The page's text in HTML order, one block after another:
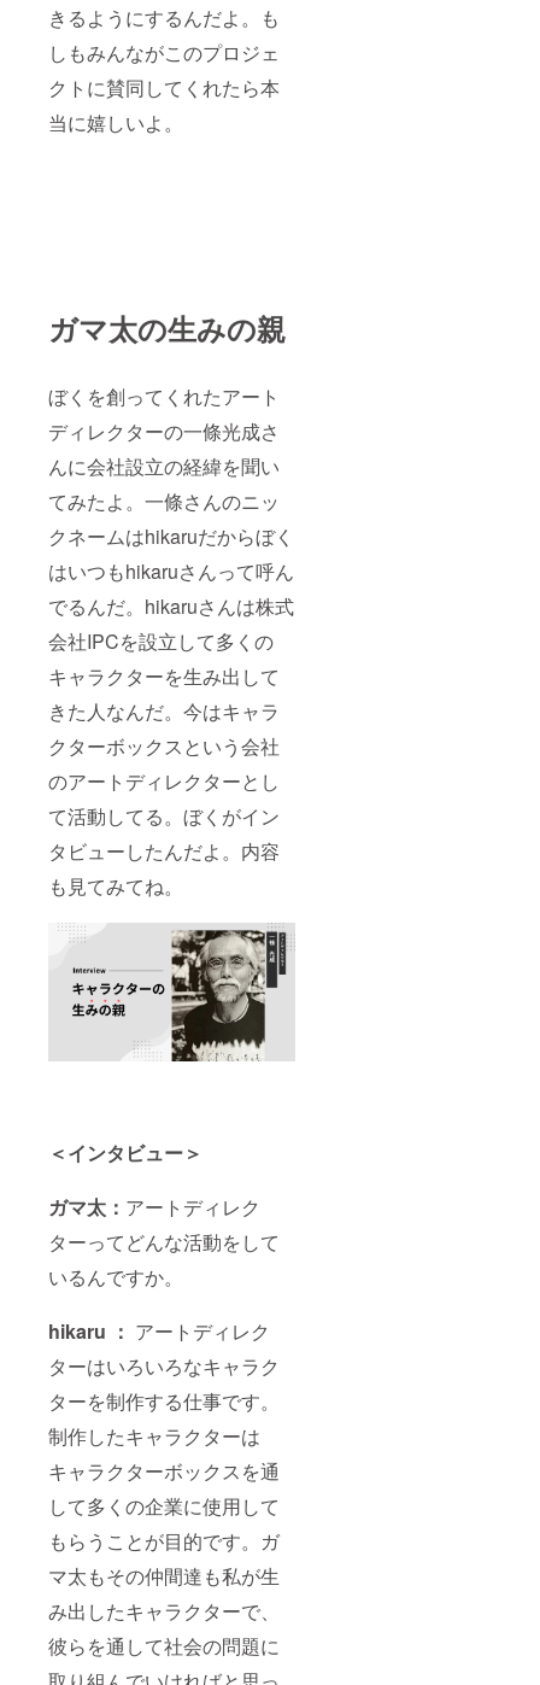
きるようにするんだよ。も
しもみんながこのプロジェ
クトに賛同してくれたら本
当に嬉しいよ。
ガマ太の生みの親
ぼくを創ってくれたアート
ディレクターの一條光成さ
んに会社設立の経緯を聞い
てみたよ。一條さんのニッ
クネームはhikaruだからぼく
はいつもhikaruさんって呼ん
でるんだ。hikaruさんは株式
会社IPCを設立して多くの
キャラクターを生み出して
きた人なんだ。今はキャラ
クターボックスという会社
のアートディレクターとし
て活動してる。ぼくがイン
タビューしたんだよ。内容
も見てみてね。
＜インタビュー＞
ガマ太： アートディレク
ターってどんな活動をして
いるんですか。
hikaru ： アートディレク
ターはいろいろなキャラク
ターを制作する仕事です。
制作したキャラクターは
キャラクターボックスを通
して多くの企業に使用して
もらうことが目的です。ガ
マ太もその仲間達も私が生
み出したキャラクターで、
彼らを通して社会の問題に